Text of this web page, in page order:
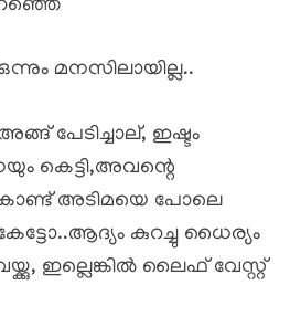
“
മനസിലായില്ല..
പേടിച്ചാല്, ഇഷ്ടം
കെട്ടി,അവന്റെ
അടിമയെ പോലെ
കേട്ടോ..ആദ്യം കുറച്ചു ധൈര്യം
ഇല്ലെങ്കിൽ ലൈഫ് വേസ്റ്റ്